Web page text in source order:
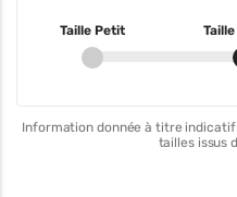
Taille Petit
Information donnée à titre indicatif
tailles issus